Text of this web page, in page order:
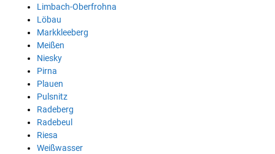
Limbach-Oberfrohna
Löbau
Markkleeberg
Meißen
Niesky
Pirna
Plauen
Pulsnitz
Radeberg
Radebeul
Riesa
Weißwasser